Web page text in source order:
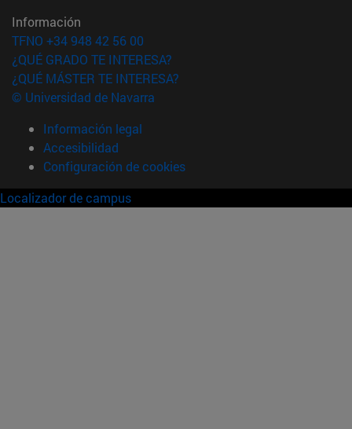
Información
TFNO +34 948 42 56 00
¿QUÉ GRADO TE INTERESA?
¿QUÉ MÁSTER TE INTERESA?
© Universidad de Navarra
Información legal
Accesibilidad
Configuración de cookies
Localizador de campus